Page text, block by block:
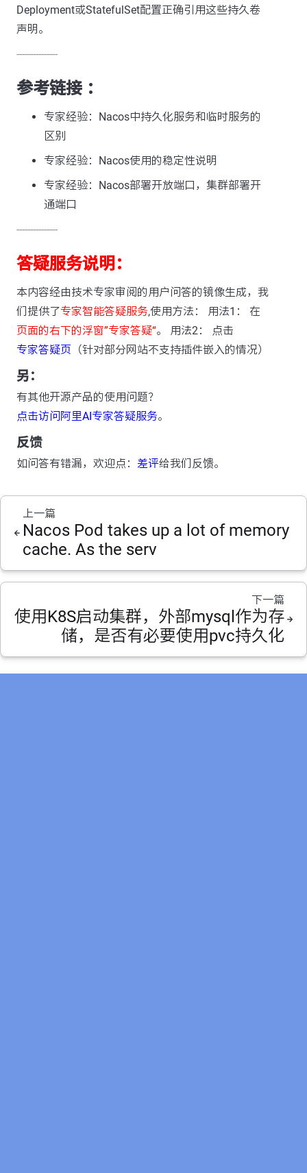
Deployment或StatefulSet配置正确引用这些持久卷
声明。
---------------
参考链接 ：
专家经验：Nacos中持久化服务和临时服务的
区别
专家经验：Nacos使用的稳定性说明
专家经验：Nacos部署开放端口，集群部署开
通端口
---------------
答疑服务说明：
本内容经由技术专家审阅的用户问答的镜像生成，我
们提供了专家智能答疑服务,使用方法： 用法1： 在
页面的右下的浮窗”专家答疑“。 用法2： 点击
专家答疑页 （针对部分网站不支持插件嵌入的情况）
另：
有其他开源产品的使用问题？
点击访问阿里AI专家答疑服务。
反馈
如问答有错漏，欢迎点： 差评给我们反馈。
上一篇
Nacos Pod takes up a lot of memory
cache. As the serv
下一篇
使用K8S启动集群，外部mysql作为存
储，是否有必要使用pvc持久化